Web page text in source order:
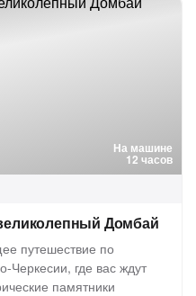
На машине
12 часов
Домбай
путешествие по
где вас ждут
памятники